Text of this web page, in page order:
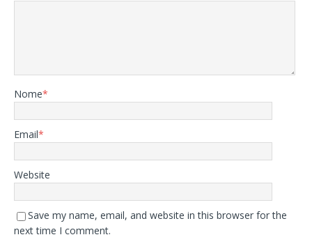
Nome*
Email*
Website
Save my name, email, and website in this browser for the
next time I comment.